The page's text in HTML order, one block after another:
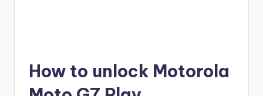
How to unlock Motorola